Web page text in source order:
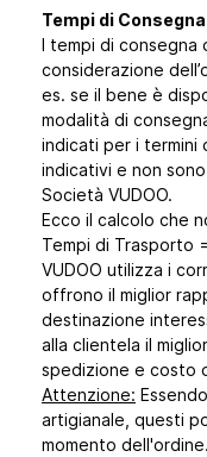
Tempi di Consegna
I tempi di consegna
considerazione
es. se il bene è
modalità di
indicati per i termini
indicativi e non
Società VUDOO.
Ecco il calcolo che
Tempi di Trasporto
VUDOO utilizza i
offrono il miglior
destinazione
alla clientela il
spedizione e costo
Attenzione:
artigianale, questi
momento